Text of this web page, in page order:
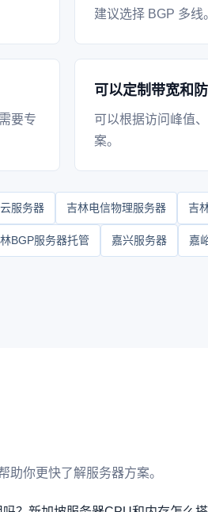
建议选择 BGP 多线
要专
可以定制带宽和防
可以根据访问峰值
案。
服务器 吉林电信物理服务器 吉
BGP服务器托管 嘉兴服务器 嘉
你更快了解服务器方案。